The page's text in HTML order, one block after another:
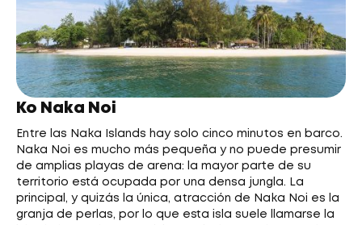
Ko Naka Noi
Entre las Naka Islands hay solo cinco minutos en barco.
Naka Noi es mucho más pequeña y no puede presumir
de amplias playas de arena: la mayor parte de su
territorio está ocupada por una densa jungla. La
principal, y quizás la única, atracción de Naka Noi es la
granja de perlas, por lo que esta isla suele llamarse la